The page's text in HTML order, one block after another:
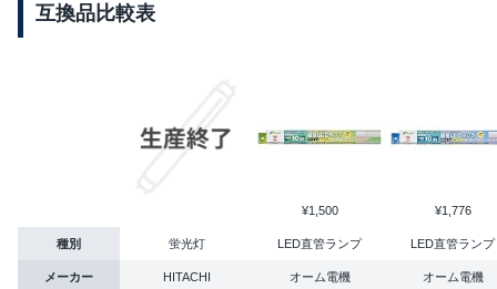
互換品比較表
¥1,500 ¥1,776
種別 蛍光灯 LED直管ランプ LED直管ランプ
メーカー HITACHI オーム電機 オーム電機